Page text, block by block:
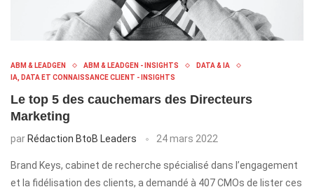
ABM & LEADGEN ABM & LEADGEN - INSIGHTS
DATA & IA
IA, DATA ET CONNAISSANCE CLIENT - INSIGHTS
Le top 5 des cauchemars des Directeurs
Marketing
par Rédaction BtoB Leaders 24 mars 2022
Brand Keys, cabinet de recherche spécialisé dans l’engagement
et la fidélisation des clients, a demandé à 407 CMOs de lister ces